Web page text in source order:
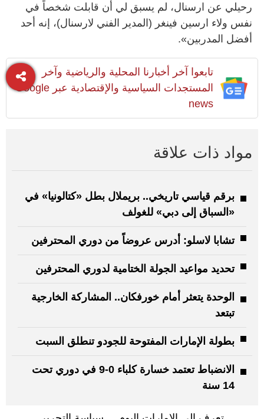
رحيلي عن ارسنال، لم يسبق لي أن قابلت شخصاً في
نفس ولاء ارسين فينغر (المدير الفني لارسنال)، إنه أحد
أفضل المدربين».
تابعوا آخر أخبارنا المحلية والرياضية وآخر
المستجدات السياسية والإقتصادية عبر Google
news
مواد ذات علاقة
برقم قياسي تاريخي.. بريملال بطل «كتالونيا» في
«السباق إلى دبي» للغولف
تشابا لاسلو: أدرس عروضاً من دوري المحترفين
تحديد مواعيد الجولة الختامية لدوري المحترفين
الوحدة يتعثر أمام خورفكان.. المشاركة الخارجية
تبتعد
بطولة الإمارات المفتوحة للجودو تنطلق السبت
الانضباط تعتمد خسارة كلباء 0-9 في دوري تحت
14 سنة